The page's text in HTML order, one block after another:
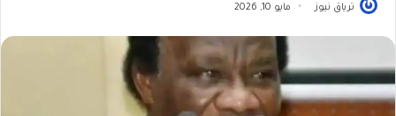
ترياق نيوز مايو 10, 2026